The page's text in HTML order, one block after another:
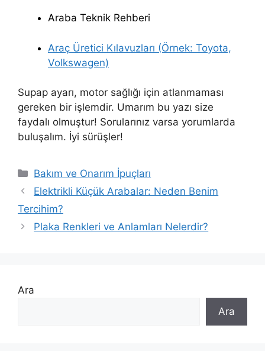
Araba Teknik Rehberi
Araç Üretici Kılavuzları (Örnek: Toyota,
Volkswagen)
Supap ayarı, motor sağlığı için atlanmaması
gereken bir işlemdir. Umarım bu yazı size
faydalı olmuştur! Sorularınız varsa yorumlarda
buluşalım. İyi sürüşler!
Kategoriler
Bakım ve Onarım İpuçları
Elektrikli Küçük Arabalar: Neden Benim
Tercihim?
Plaka Renkleri ve Anlamları Nelerdir?
Ara
Ara